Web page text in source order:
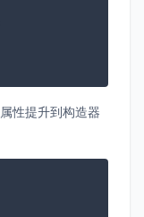
属性提升到构造器